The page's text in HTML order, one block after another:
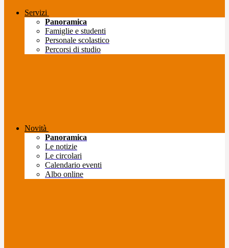
Servizi
Panoramica
Famiglie e studenti
Personale scolastico
Percorsi di studio
Novità
Panoramica
Le notizie
Le circolari
Calendario eventi
Albo online